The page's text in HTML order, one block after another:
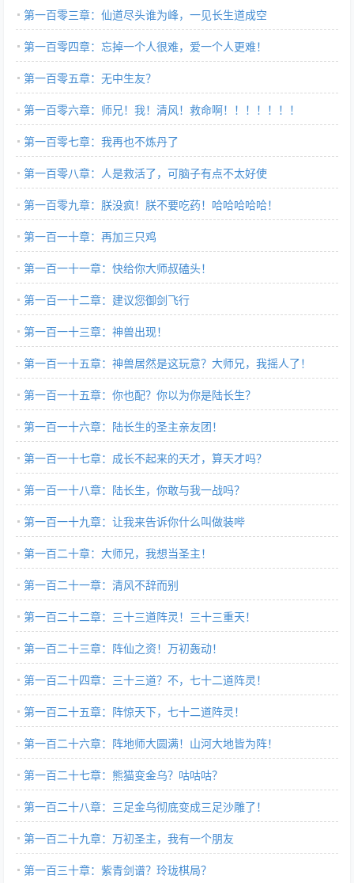
第一百零三章：仙道尽头谁为峰，一见长生道成空
第一百零四章：忘掉一个人很难，爱一个人更难！
第一百零五章：无中生友？
第一百零六章：师兄！我！清风！救命啊！！！！！！！
第一百零七章：我再也不炼丹了
第一百零八章：人是救活了，可脑子有点不太好使
第一百零九章：朕没疯！朕不要吃药！哈哈哈哈哈！
第一百一十章：再加三只鸡
第一百一十一章：快给你大师叔磕头！
第一百一十二章：建议您御剑飞行
第一百一十三章：神兽出现！
第一百一十五章：神兽居然是这玩意？大师兄，我摇人了！
第一百一十五章：你也配？你以为你是陆长生？
第一百一十六章：陆长生的圣主亲友团！
第一百一十七章：成长不起来的天才，算天才吗？
第一百一十八章：陆长生，你敢与我一战吗？
第一百一十九章：让我来告诉你什么叫做装哔
第一百二十章：大师兄，我想当圣主！
第一百二十一章：清风不辞而别
第一百二十二章：三十三道阵灵！三十三重天！
第一百二十三章：阵仙之资！万初轰动！
第一百二十四章：三十三道？不，七十二道阵灵！
第一百二十五章：阵惊天下，七十二道阵灵！
第一百二十六章：阵地师大圆满！山河大地皆为阵！
第一百二十七章：熊猫变金乌？咕咕咕？
第一百二十八章：三足金乌彻底变成三足沙雕了！
第一百二十九章：万初圣主，我有一个朋友
第一百三十章：紫青剑谱？玲珑棋局？